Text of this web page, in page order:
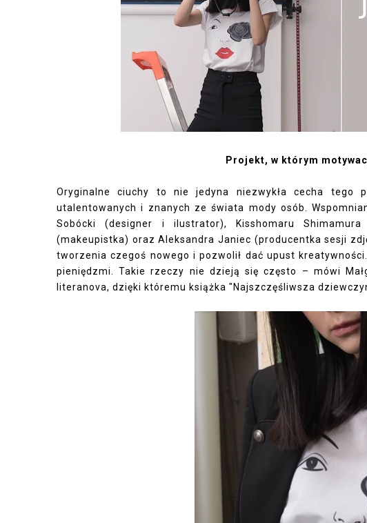
Projekt, w którym
Oryginalne ciuchy to nie jedyna niezwykła cecha tego
utalentowanych i znanych ze świata mody osób.
Sobócki (designer i ilustrator), Kisshomaru
(makeupistka) oraz Aleksandra Janiec (producentka sesji
tworzenia czegoś nowego i pozwolił dać upust
pieniędzmi. Takie rzeczy nie dzieją się często – mówi
literanova, dzięki któremu książka "Najszczęśliwsza